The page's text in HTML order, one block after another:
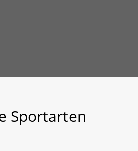
Sportarten